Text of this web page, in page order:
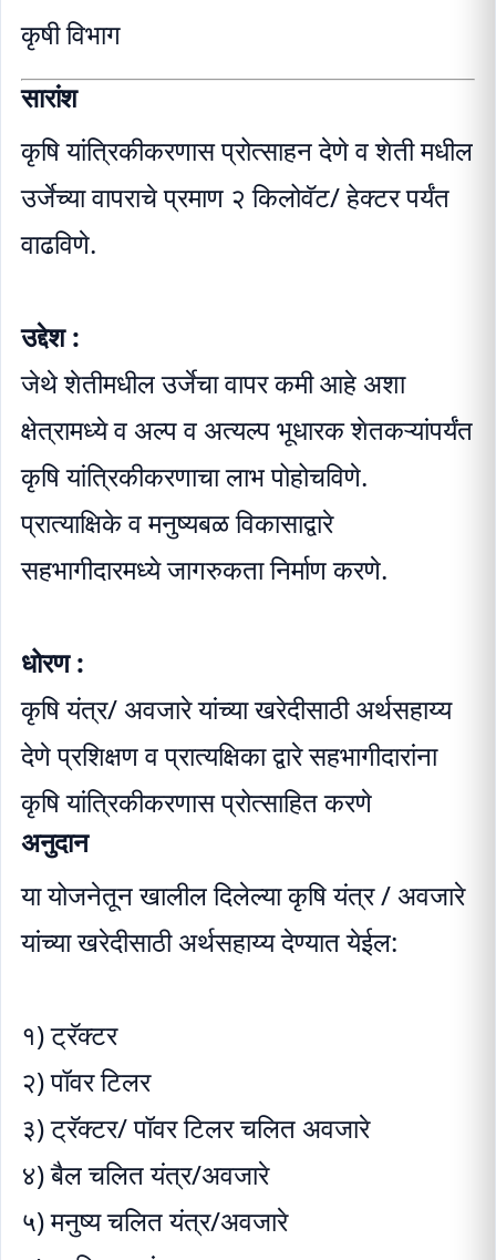
कृषी विभाग
सारांश
कृषि यांत्रिकीकरणास प्रोत्साहन देणे व शेती मधील
उर्जेच्या वापराचे प्रमाण २ किलोवॅट/ हेक्टर पर्यंत
वाढविणे.
उद्देश :
जेथे शेतीमधील उर्जेचा वापर कमी आहे अशा
क्षेत्रामध्ये व अल्प व अत्यल्प भूधारक शेतकऱ्यांपर्यंत
कृषि यांत्रिकीकरणाचा लाभ पोहोचविणे.
प्रात्याक्षिके व मनुष्यबळ विकासाद्वारे
सहभागीदारमध्ये जागरुकता निर्माण करणे.
धोरण :
कृषि यंत्र/ अवजारे यांच्या खरेदीसाठी अर्थसहाय्य
देणे प्रशिक्षण व प्रात्यक्षिका द्वारे सहभागीदारांना
कृषि यांत्रिकीकरणास प्रोत्साहित करणे
अनुदान
या योजनेतून खालील दिलेल्या कृषि यंत्र / अवजारे
यांच्या खरेदीसाठी अर्थसहाय्य देण्यात येईल:
१) ट्रॅक्टर
२) पॉवर टिलर
३) ट्रॅक्टर/ पॉवर टिलर चलित अवजारे
४) बैल चलित यंत्र/अवजारे
५) मनुष्य चलित यंत्र/अवजारे